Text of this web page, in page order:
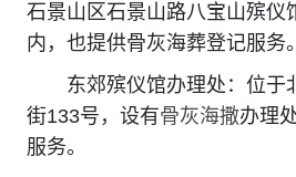
石景山区石景山路八宝山殡仪
内，也提供骨灰海葬登记服务。
东郊殡仪馆办理处：位于
街133号，设有骨灰海撒办理
服务。